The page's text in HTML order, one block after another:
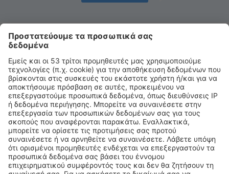
Κατεβάστε την εφαρμογή μας
και σχεδιάστε με άνεση τα ταξίδια σας